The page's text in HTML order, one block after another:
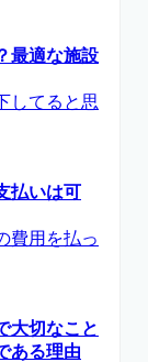
最適な施設
してると思
払いは可
費用を払っ
大切なこと
ある理由